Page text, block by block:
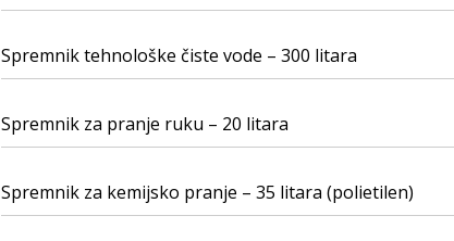
Spremnik tehnološke čiste vode – 300 litara
Spremnik za pranje ruku – 20 litara
Spremnik za kemijsko pranje – 35 litara (polietilen)